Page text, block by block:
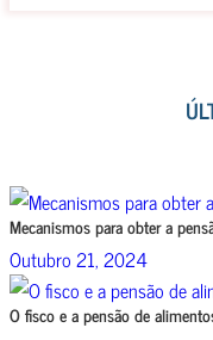
Mecanismos para obter a
Outubro 21, 2024
O fisco e a pensão de